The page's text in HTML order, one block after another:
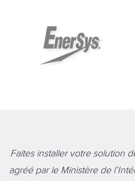
Faites installer votre solution
agréé par le Ministère de